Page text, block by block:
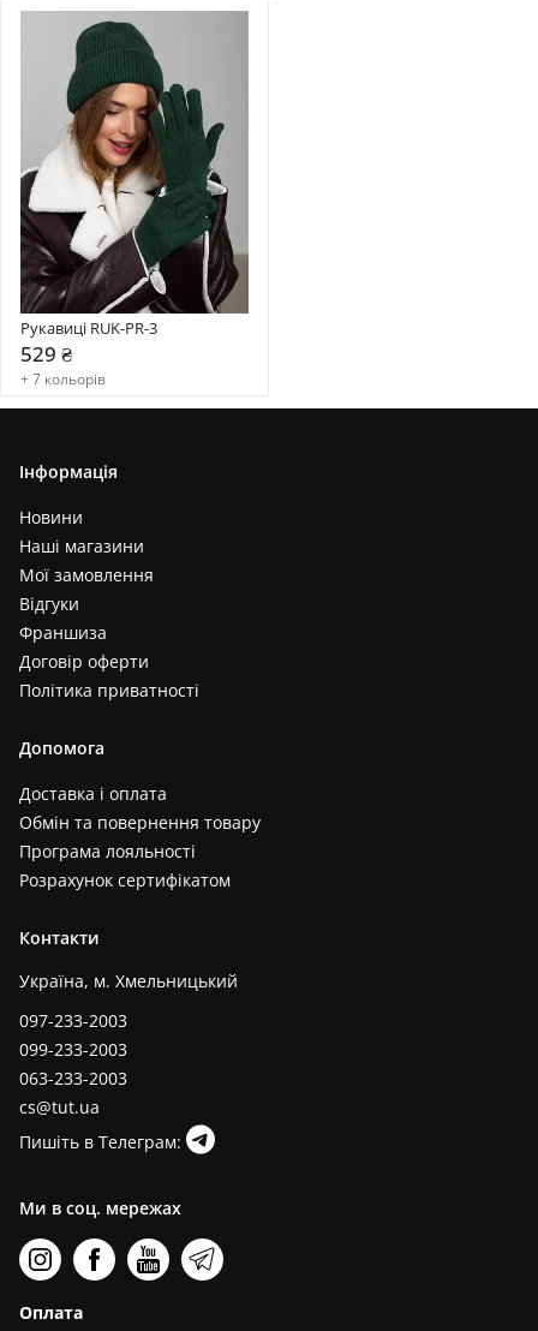
Рукавиці RUK-PR-3
529 ₴
+ 7 кольорів
Інформація
Новини
Наші магазини
Мої замовлення
Відгуки
Франшиза
Договір оферти
Політика приватності
Допомога
Доставка і оплата
Обмін та повернення товару
Програма лояльності
Розрахунок сертифікатом
Контакти
Україна, м. Хмельницький
097-233-2003
099-233-2003
063-233-2003
cs@tut.ua
Пишіть в Телеграм:
Ми в соц. мережах
Оплата